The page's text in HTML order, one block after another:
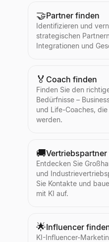
🤝Partner finden
Identifizieren und
strategischen
Integrationen und
🏅 Coach finden
Finden Sie den
Bedürfnisse –
und Life-Coaches,
werden.
🚚
Entdecken Sie
und
Sie Kontakte und
mit KI auf.
🌟Influencer
KI-Influencer-